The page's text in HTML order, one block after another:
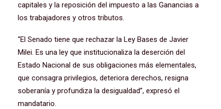
capitales y la reposición del impuesto a las Ganancias a
los trabajadores y otros tributos.
“El Senado tiene que rechazar la Ley Bases de Javier
Milei. Es una ley que institucionaliza la deserción del
Estado Nacional de sus obligaciones más elementales,
que consagra privilegios, deteriora derechos, resigna
soberanía y profundiza la desigualdad”, expresó el
mandatario.